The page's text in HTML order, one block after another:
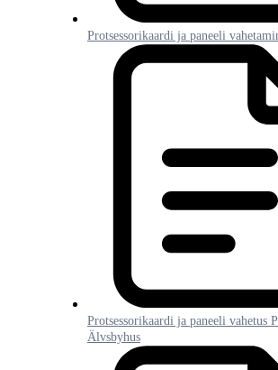
Protsessorikaardi ja paneeli
Protsessorikaardi ja paneeli vahetus
Älvsbyhus